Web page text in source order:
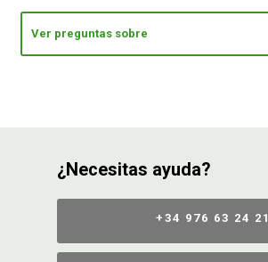
Ver preguntas sobre
¿Necesitas ayuda?
+34 976 63 24 21